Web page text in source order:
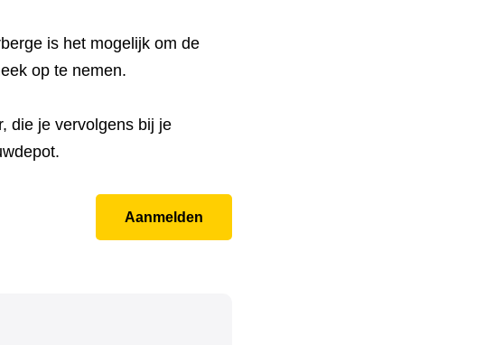
is het mogelijk om de
op te nemen.
die je vervolgens bij je
Aanmelden